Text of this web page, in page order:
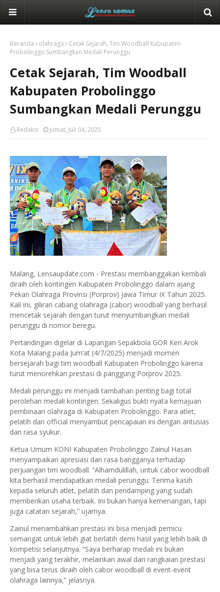
Beranda olahraga
Cetak Sejarah, Tim Woodball Kabupaten
Probolinggo Sumbangkan Medali Perunggu
Cetak Sejarah, Tim Woodball
Kabupaten Probolinggo
Sumbangkan Medali Perunggu
Redaksi Jumat, Juli 04, 2025
Malang, Lensaupdate.com - Prestasi membanggakan kembali
diraih oleh kontingen Kabupaten Probolinggo dalam ajang
Pekan Olahraga Provinsi (Porprov) Jawa Timur IX Tahun 2025.
Kali ini, giliran cabang olahraga (cabor) woodball yang berhasil
mencetak sejarah dengan turut menyumbangkan medali
perunggu di nomor beregu.
Pertandingan digelar di Lapangan Sepakbola GOR Ken Arok
Kota Malang pada Jum’at (4/7/2025) menjadi momen
bersejarah bagi tim woodball Kabupaten Probolinggo karena
turut menorehkan prestasi di panggung Porprov 2025.
Medali perunggu ini menjadi tambahan penting bagi total
perolehan medali kontingen. Sekaligus bukti nyata kemajuan
pembinaan olahraga di Kabupaten Probolinggo. Para atlet,
pelatih dan official menyambut pencapaian ini dengan antusias
dan rasa syukur.
Ketua Umum KONI Kabupaten Probolinggo Zainul Hasan
menyampaikan apresiasi dan rasa bangganya terhadap
perjuangan tim woodball. “Alhamdulillah, untuk cabor woodball
kita berhasil mendapatkan medali perunggu. Terima kasih
kepada seluruh atlet, pelatih dan pendamping yang sudah
memberikan usaha terbaik. Ini bukan hanya kemenangan, tapi
juga catatan sejarah,” ujarnya.
Zainul menambahkan prestasi ini bisa menjadi pemicu
semangat untuk lebih giat berlatih demi hasil yang lebih baik di
kompetisi selanjutnya. “Saya berharap medali ini bukan
menjadi yang terakhir, melainkan awal dari rangkaian prestasi
yang bisa terus diraih oleh cabor woodball di event-event
olahraga lainnya,” jelasnya.